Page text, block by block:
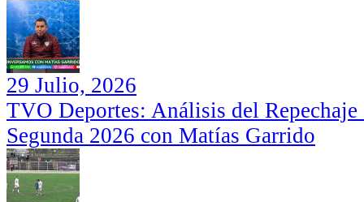
29 Julio, 2026
TVO Deportes: Análisis del
Segunda 2026 con Matías Garrido